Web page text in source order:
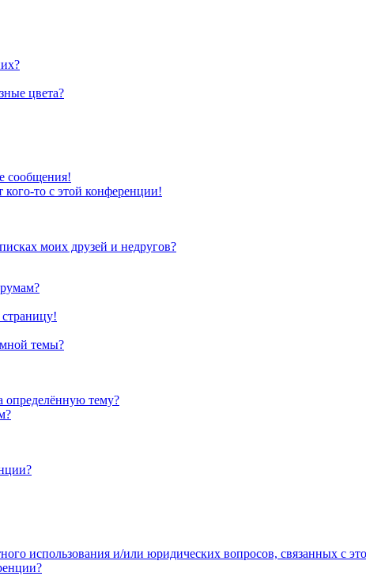
цвета?
сообщения!
то с этой конференции!
моих друзей и недругов?
темы?
определённую тему?
использования и/или юридических вопросов, связанных с